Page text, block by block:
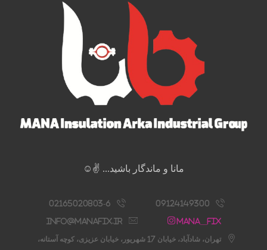
مانا و ماندگار باشید... ✌️☺️
09124149300
02165020803-6
Mana__fix
info@manafix.ir
تهران، شادآباد، خیابان 17 شهریور، خیابان عزیزی، کوچه آستانه،